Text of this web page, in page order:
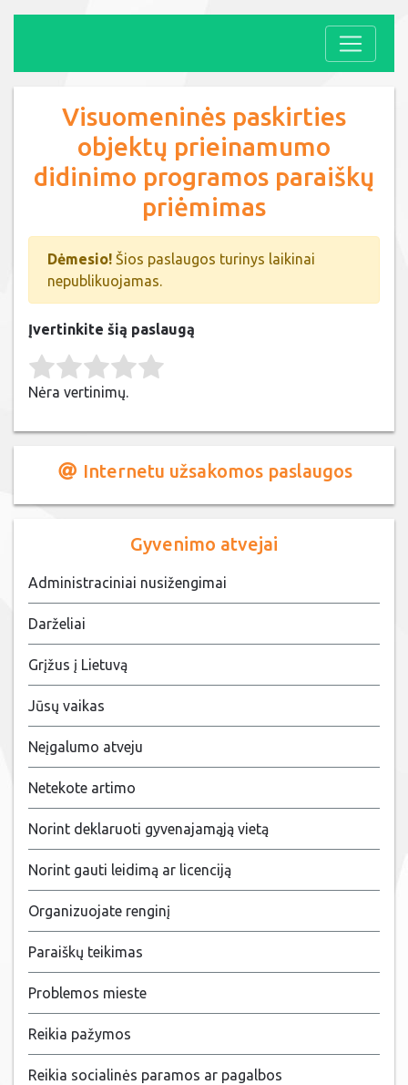
Visuomeninės paskirties
objektų prieinamumo
didinimo programos paraiškų
priėmimas
Dėmesio! Šios paslaugos turinys laikinai
nepublikuojamas.
Įvertinkite šią paslaugą
Rate this item:
Nėra vertinimų.
Internetu užsakomos paslaugos
Gyvenimo atvejai
Administraciniai nusižengimai
Darželiai
Grįžus į Lietuvą
Jūsų vaikas
Neįgalumo atveju
Netekote artimo
Norint deklaruoti gyvenajamąją vietą
Norint gauti leidimą ar licenciją
Organizuojate renginį
Paraiškų teikimas
Problemos mieste
Reikia pažymos
Reikia socialinės paramos ar pagalbos